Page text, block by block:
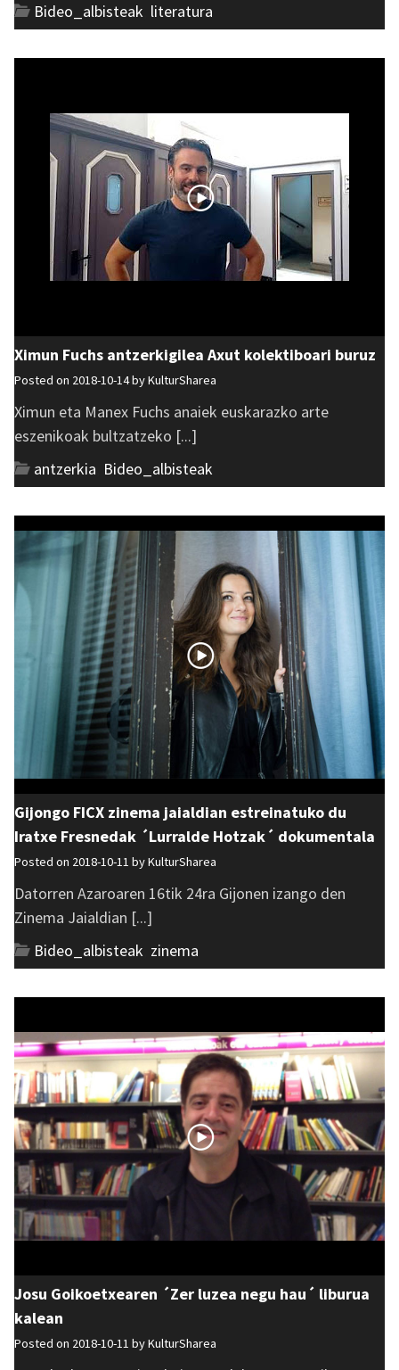
Bideo_albisteak literatura
Ximun Fuchs antzerkigilea Axut kolektiboari buruz
Posted on 2018-10-14 byKulturSharea
Ximun eta Manex Fuchs anaiek euskarazko arte
eszenikoak bultzatzeko [...]
antzerkia Bideo_albisteak
Gijongo FICX zinema jaialdian estreinatuko du
Iratxe Fresnedak ´Lurralde Hotzak´ dokumentala
Posted on 2018-10-11 byKulturSharea
Datorren Azaroaren 16tik 24ra Gijonen izango den
Zinema Jaialdian [...]
Bideo_albisteak zinema
Josu Goikoetxearen ´Zer luzea negu hau´ liburua
kalean
Posted on 2018-10-11 byKulturSharea